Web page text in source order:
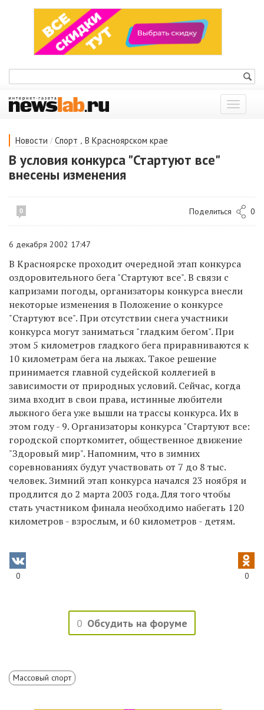
Показать
меню
Новости / Спорт , В Красноярском крае
В условия конкурса "Стартуют все"
внесены изменения
0 Поделиться 0
6 декабря 2002 17:47
В Красноярске проходит очередной этап конкурса
оздоровительного бега "Стартуют все". В связи с
капризами погоды, организаторы конкурса внесли
некоторые изменения в Положение о конкурсе
"Стартуют все". При отсутствии снега участники
конкурса могут заниматься "гладким бегом". При
этом 5 километров гладкого бега приравниваются к
10 километрам бега на лыжах. Такое решение
принимается главной судейской коллегией в
зависимости от природных условий. Сейчас, когда
зима входит в свои права, истинные любители
лыжного бега уже вышли на трассы конкурса. Их в
этом году - 9. Организаторы конкурса "Стартуют все:
городской спорткомитет, общественное движение
"Здоровый мир". Напомним, что в зимних
соревнованиях будут участвовать от 7 до 8 тыс.
человек. Зимний этап конкурса начался 23 ноября и
продлится до 2 марта 2003 года. Для того чтобы
стать участником финала необходимо набегать 120
километров - взрослым, и 60 километров - детям.
0 0
0 Обсудить на форуме
Массовый спорт